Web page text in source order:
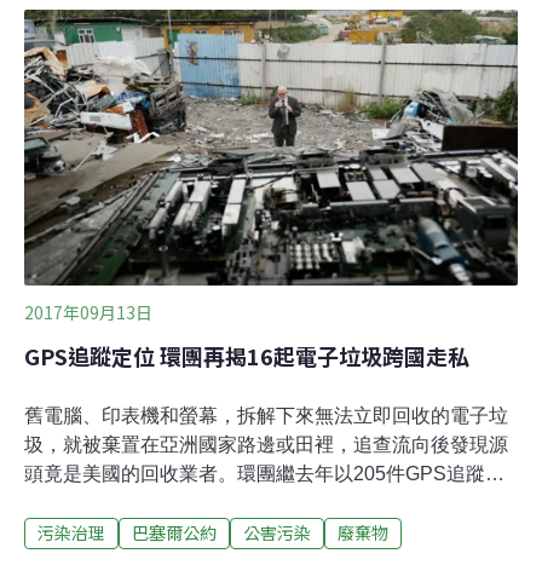
禁令，主要來自歐洲，日本和北美的塑膠垃圾現已遍布全
球市場，尤以泰國，馬來西亞，越南和印度尼西亞等東南
亞國家成為最主要的新目的地。塑膠垃圾通常是混合廢棄
物，循環再生困難，甚至完全不可行，因此常在最終接收
國被露天傾倒或焚燒，產生大量有毒排放物會導致陸地和
海洋污染。截至6月，泰國今年已在其港口緝獲了3萬個貨
櫃的塑膠垃圾，因而被迫要實施緊急進口禁令。全球擺脫
塑縛運動（BFFP）協調員Von Hernandez表示：「東南
亞已遭受如同海嘯般的塑膠垃圾的嚴重
2017年09月13日
GPS追蹤定位 環團再揭16起電子垃圾跨國走私
舊電腦、印表機和螢幕，拆解下來無法立即回收的電子垃
圾，就被棄置在亞洲國家路邊或田裡，追查流向後發現源
頭竟是美國的回收業者。環團繼去年以205件GPS追蹤器
出口至開發中國家的事證。涉及出口電子垃圾的公司共七
污染治理 巴塞爾公約 公害污染 廢棄物